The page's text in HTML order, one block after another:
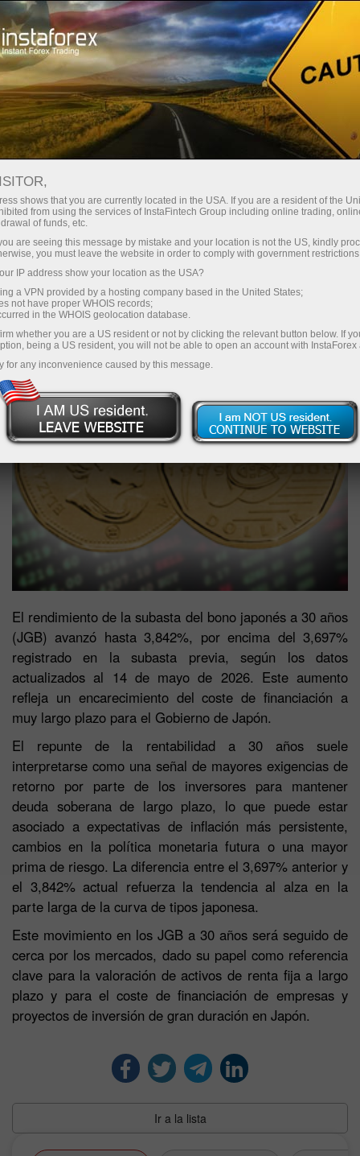
Para Operadores Noticias Forex por InstaForex
RENDIMIENTO DEL BONO
JAPONÉS A 30 AÑOS SUBE A
3,842% Y MARCA NUEVO MÁXIMO
RECIENTE
El rendimiento de la subasta del bono japonés a 30 años
(JGB) avanzó hasta 3,842%, por encima del 3,697%
registrado en la subasta previa, según los datos
actualizados al 14 de mayo de 2026. Este aumento
refleja un encarecimiento del coste de financiación a
muy largo plazo para el Gobierno de Japón.
El repunte de la rentabilidad a 30 años suele
interpretarse como una señal de mayores exigencias de
retorno por parte de los inversores para mantener
deuda soberana de largo plazo, lo que puede estar
asociado a expectativas de inflación más persistente,
cambios en la política monetaria futura o una mayor
prima de riesgo. La diferencia entre el 3,697% anterior y
el 3,842% actual refuerza la tendencia al alza en la
parte larga de la curva de tipos japonesa.
Este movimiento en los JGB a 30 años será seguido de
cerca por los mercados, dado su papel como referencia
clave para la valoración de activos de renta fija a largo
plazo y para el coste de financiación de empresas y
proyectos de inversión de gran duración en Japón.
Ir a la lista
shows that you are currently located in the USA. If you are a resident of the
from using the services of InstaFintech Group including online trading,
of funds, etc.
are seeing this message by mistake and your location is not the US, kindly
you must leave the website in order to comply with government
IP address show your location as the USA?
a VPN provided by a hosting company based in the United States;
not have proper WHOIS records;
in the WHOIS geolocation database.
whether you are a US resident or not by clicking the relevant button below. If
being a US resident, you will not be able to open an account with InstaForex
for any inconvenience caused by this message.